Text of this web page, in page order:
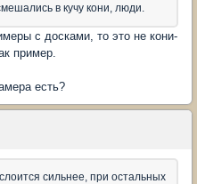
в кучу кони, люди.
с досками, то это не кони-
пример.
есть?
сильнее, при остальных